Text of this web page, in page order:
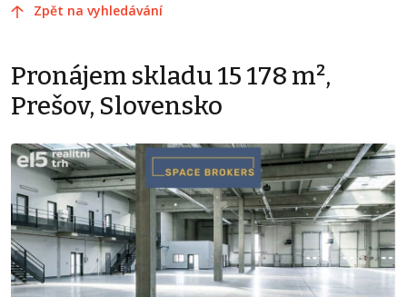
Zpět na vyhledávání
Pronájem skladu 15 178 m²,
Prešov, Slovensko